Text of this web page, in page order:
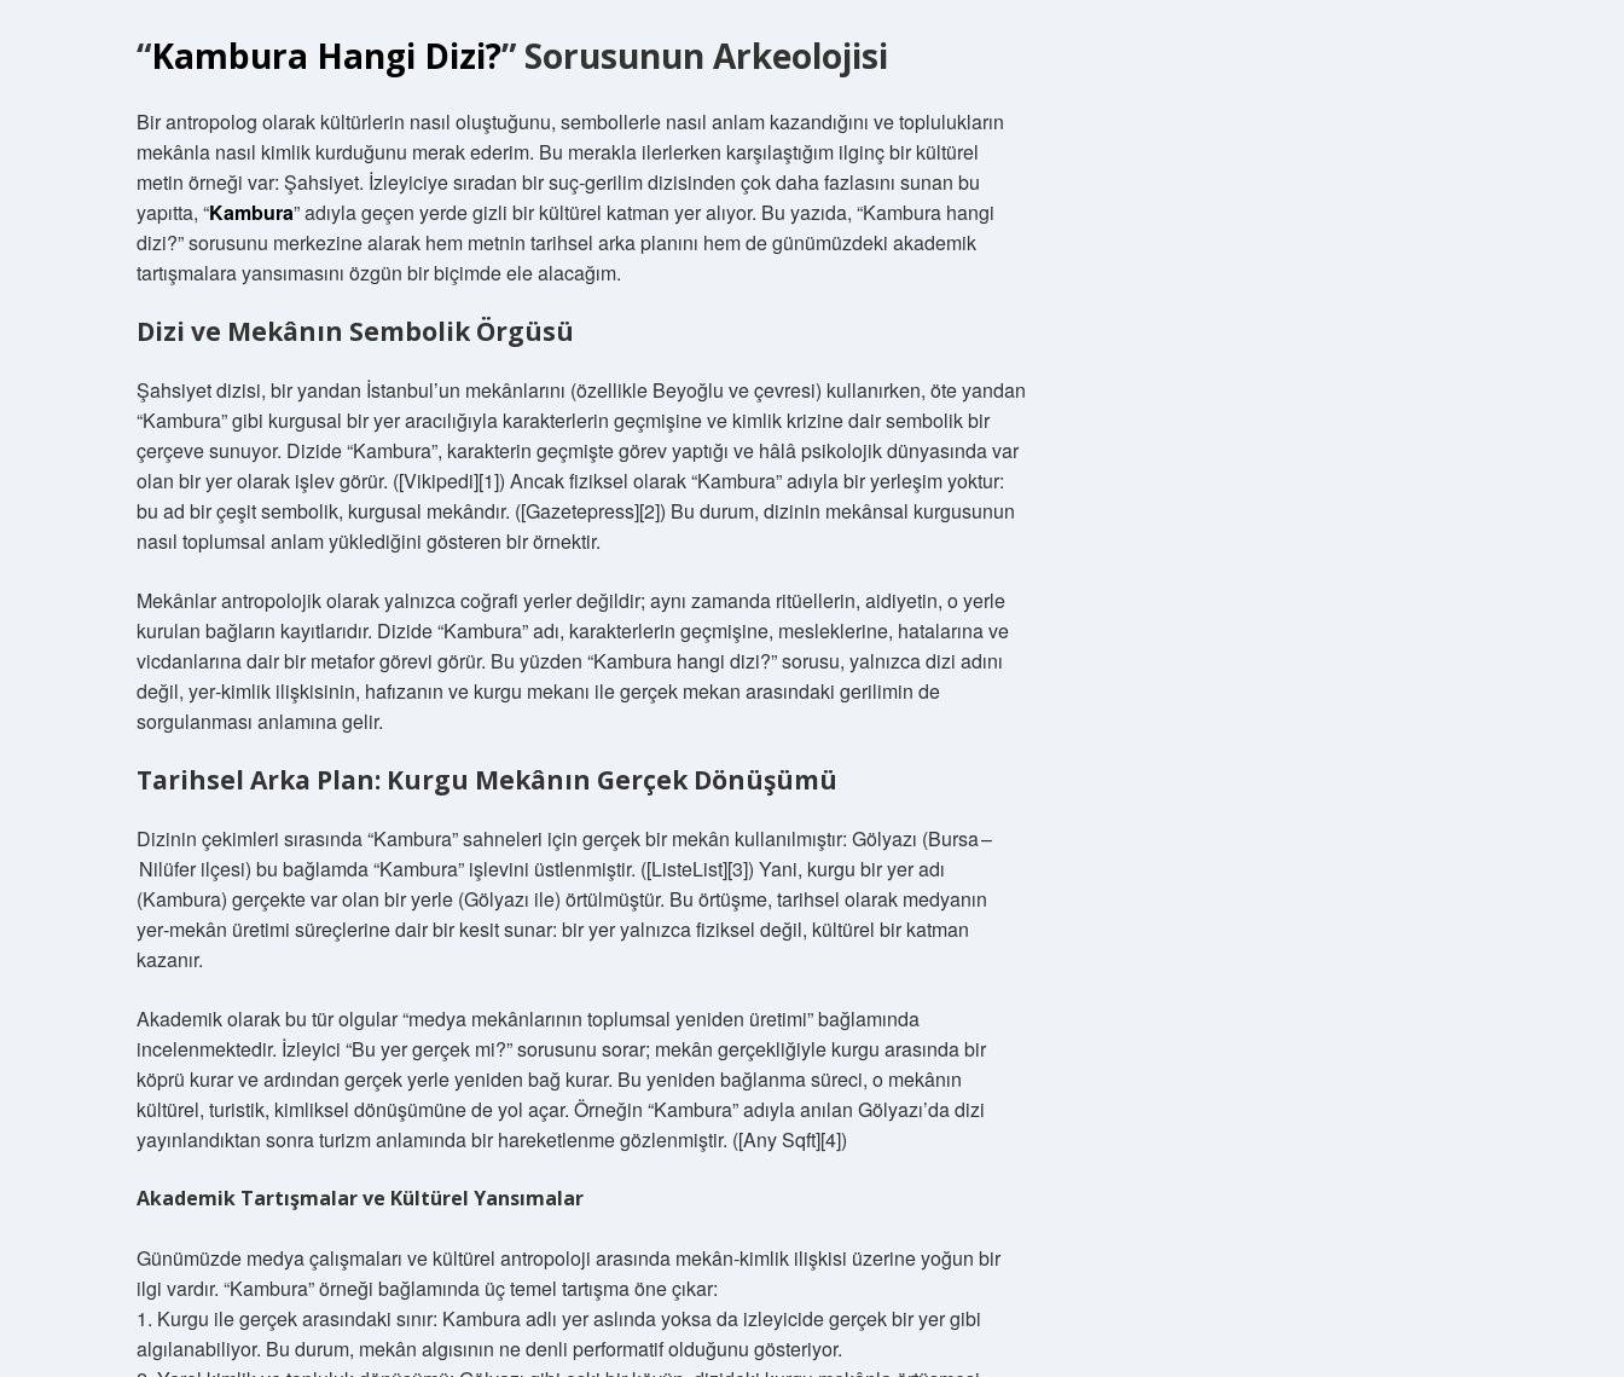
“Kambura Hangi Dizi?” Sorusunun Arkeolojisi
Bir antropolog olarak kültürlerin nasıl oluştuğunu, sembollerle nasıl anlam kazandığını ve toplulukların
mekânla nasıl kimlik kurduğunu merak ederim. Bu merakla ilerlerken karşılaştığım ilginç bir kültürel
metin örneği var: Şahsiyet. İzleyiciye sıradan bir suç‑gerilim dizisinden çok daha fazlasını sunan bu
yapıtta, “Kambura” adıyla geçen yerde gizli bir kültürel katman yer alıyor. Bu yazıda, “Kambura hangi
dizi?” sorusunu merkezine alarak hem metnin tarihsel arka planını hem de günümüzdeki akademik
tartışmalara yansımasını özgün bir biçimde ele alacağım.
Dizi ve Mekânın Sembolik Örgüsü
Şahsiyet dizisi, bir yandan İstanbul’un mekânlarını (özellikle Beyoğlu ve çevresi) kullanırken, öte yandan
“Kambura” gibi kurgusal bir yer aracılığıyla karakterlerin geçmişine ve kimlik krizine dair sembolik bir
çerçeve sunuyor. Dizide “Kambura”, karakterin geçmişte görev yaptığı ve hâlâ psikolojik dünyasında var
olan bir yer olarak işlev görür. ([Vikipedi][1]) Ancak fiziksel olarak “Kambura” adıyla bir yerleşim yoktur:
bu ad bir çeşit sembolik, kurgusal mekândır. ([Gazetepress][2]) Bu durum, dizinin mekânsal kurgusunun
nasıl toplumsal anlam yüklediğini gösteren bir örnektir.
Mekânlar antropolojik olarak yalnızca coğrafi yerler değildir; aynı zamanda ritüellerin, aidiyetin, o yerle
kurulan bağların kayıtlarıdır. Dizide “Kambura” adı, karakterlerin geçmişine, mesleklerine, hatalarına ve
vicdanlarına dair bir metafor görevi görür. Bu yüzden “Kambura hangi dizi?” sorusu, yalnızca dizi adını
değil, yer‑kimlik ilişkisinin, hafızanın ve kurgu mekanı ile gerçek mekan arasındaki gerilimin de
sorgulanması anlamına gelir.
Tarihsel Arka Plan: Kurgu Mekânın Gerçek Dönüşümü
Dizinin çekimleri sırasında “Kambura” sahneleri için gerçek bir mekân kullanılmıştır: Gölyazı (Bursa –
Nilüfer ilçesi) bu bağlamda “Kambura” işlevini üstlenmiştir. ([ListeList][3]) Yani, kurgu bir yer adı
(Kambura) gerçekte var olan bir yerle (Gölyazı ile) örtülmüştür. Bu örtüşme, tarihsel olarak medyanın
yer‑mekân üretimi süreçlerine dair bir kesit sunar: bir yer yalnızca fiziksel değil, kültürel bir katman
kazanır.
Akademik olarak bu tür olgular “medya mekânlarının toplumsal yeniden üretimi” bağlamında
incelenmektedir. İzleyici “Bu yer gerçek mi?” sorusunu sorar; mekân gerçekliğiyle kurgu arasında bir
köprü kurar ve ardından gerçek yerle yeniden bağ kurar. Bu yeniden bağlanma süreci, o mekânın
kültürel, turistik, kimliksel dönüşümüne de yol açar. Örneğin “Kambura” adıyla anılan Gölyazı’da dizi
yayınlandıktan sonra turizm anlamında bir hareketlenme gözlenmiştir. ([Any Sqft][4])
Akademik Tartışmalar ve Kültürel Yansımalar
Günümüzde medya çalışmaları ve kültürel antropoloji arasında mekân‑kimlik ilişkisi üzerine yoğun bir
ilgi vardır. “Kambura” örneği bağlamında üç temel tartışma öne çıkar:
1. Kurgu ile gerçek arasındaki sınır: Kambura adlı yer aslında yoksa da izleyicide gerçek bir yer gibi
algılanabiliyor. Bu durum, mekân algısının ne denli performatif olduğunu gösteriyor.